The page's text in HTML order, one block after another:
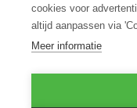
Cookies
Cookie policy
cookies voor
altijd aanpassen via
Meer informatie